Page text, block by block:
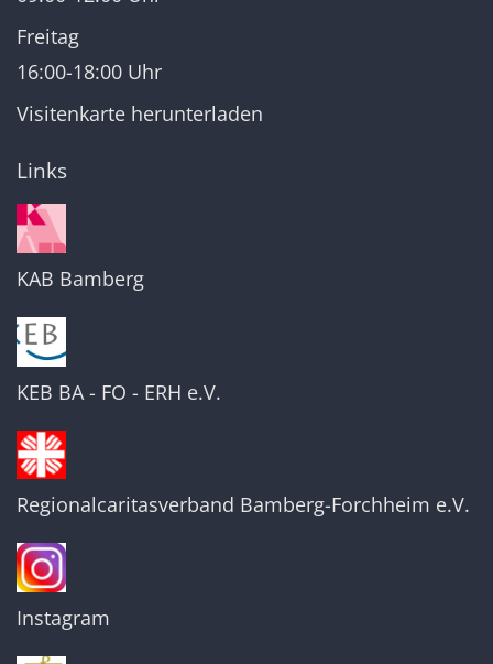
Freitag
16:00-18:00 Uhr
Visitenkarte herunterladen
Links
KAB Bamberg
KEB BA - FO - ERH e.V.
Regionalcaritasverband Bamberg-Forchheim e.V.
Instagram